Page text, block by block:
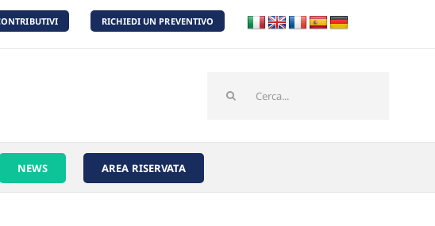
RICHIEDI UN PREVENTIVO
per:
NEWS AREA RISERVATA